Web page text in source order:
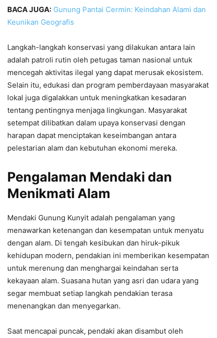
BACA JUGA: Gunung Pantai Cermin: Keindahan Alami dan
Keunikan Geografis
Langkah-langkah konservasi yang dilakukan antara lain
adalah patroli rutin oleh petugas taman nasional untuk
mencegah aktivitas ilegal yang dapat merusak ekosistem.
Selain itu, edukasi dan program pemberdayaan masyarakat
lokal juga digalakkan untuk meningkatkan kesadaran
tentang pentingnya menjaga lingkungan. Masyarakat
setempat dilibatkan dalam upaya konservasi dengan
harapan dapat menciptakan keseimbangan antara
pelestarian alam dan kebutuhan ekonomi mereka.
Pengalaman Mendaki dan
Menikmati Alam
Mendaki Gunung Kunyit adalah pengalaman yang
menawarkan ketenangan dan kesempatan untuk menyatu
dengan alam. Di tengah kesibukan dan hiruk-pikuk
kehidupan modern, pendakian ini memberikan kesempatan
untuk merenung dan menghargai keindahan serta
kekayaan alam. Suasana hutan yang asri dan udara yang
segar membuat setiap langkah pendakian terasa
menenangkan dan menyegarkan.
Saat mencapai puncak, pendaki akan disambut oleh